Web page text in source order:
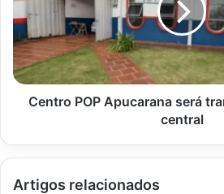
transferido
da
região
central
Centro POP Apucarana será
central
Artigos relacionados